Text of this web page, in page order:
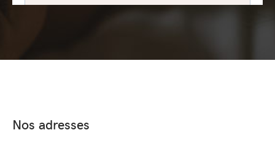
Nos adresses